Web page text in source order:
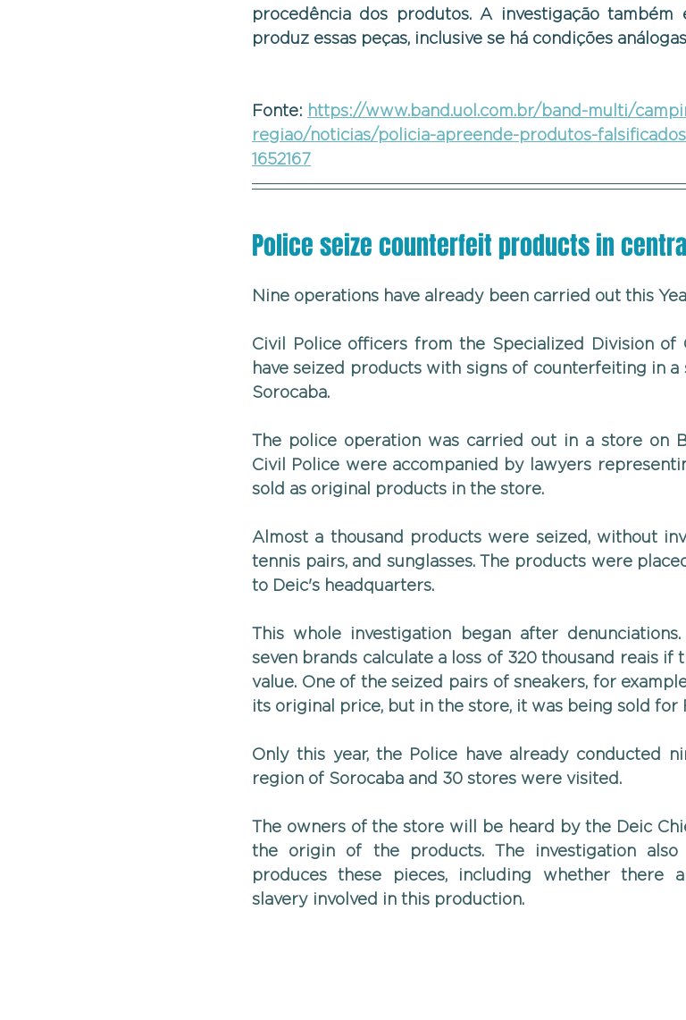
procedência dos produtos. A investigação também
produz essas peças, inclusive se há condições
Fonte: https://www.band.uol.com.br/band-multi/
regiao/noticias/policia-apreende-produtos-
1652167
Police seize counterfeit products in
Nine operations have already been carried out this
Civil Police officers from the Specialized Division of
have seized products with signs of counterfeiting in
Sorocaba.
The police operation was carried out in a store on
Civil Police were accompanied by lawyers
sold as original products in the store.
Almost a thousand products were seized, without
tennis pairs, and sunglasses. The products were
to Deic's headquarters.
This whole investigation began after
seven brands calculate a loss of 320 thousand reais if
value. One of the seized pairs of sneakers, for
its original price, but in the store, it was being sold for
Only this year, the Police have already conducted
region of Sorocaba and 30 stores were visited.
The owners of the store will be heard by the Deic
the origin of the products. The investigation also
produces these pieces, including whether there
slavery involved in this production.